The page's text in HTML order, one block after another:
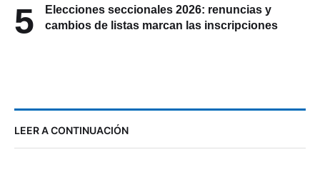
5
Elecciones seccionales 2026: renuncias y
cambios de listas marcan las inscripciones
LEER A CONTINUACIÓN